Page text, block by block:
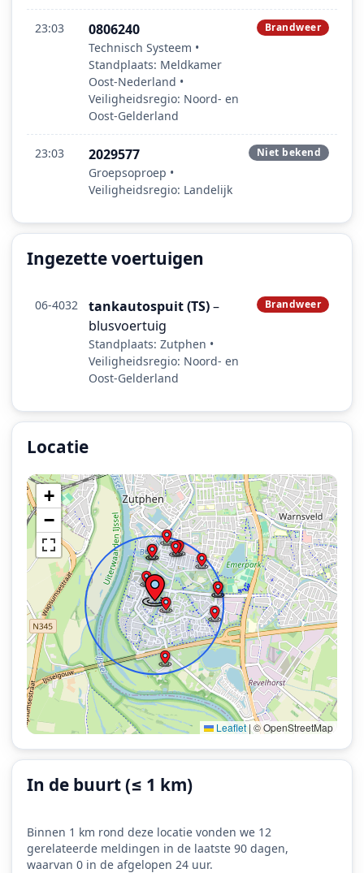
23:03 0806240
Technisch Systeem •
Standplaats: Meldkamer
Oost‑Nederland •
Veiligheidsregio: Noord- en
Oost-Gelderland
Brandweer
23:03 2029577
Groepsoproep •
Veiligheidsregio: Landelijk
Niet bekend
Ingezette voertuigen
06-4032 tankautospuit (TS)–
blusvoertuig
Standplaats: Zutphen •
Veiligheidsregio: Noord- en
Oost-Gelderland
Brandweer
Locatie
+
−
Leaflet|© OpenStreetMap
Locatie van het incident: Weerdslag, Zutphen.
In de buurt (≤ 1 km)
Binnen 1 km rond deze locatie vonden we 12
gerelateerde meldingen in de laatste 90 dagen,
waarvan 0 in de afgelopen 24 uur.